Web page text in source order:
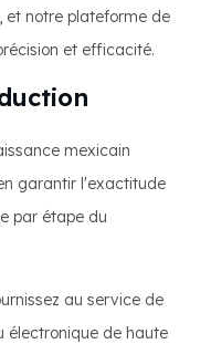
notre plateforme de
et efficacité.
mexicain
garantir l'exactitude
par étape du
au service de
électronique de haute